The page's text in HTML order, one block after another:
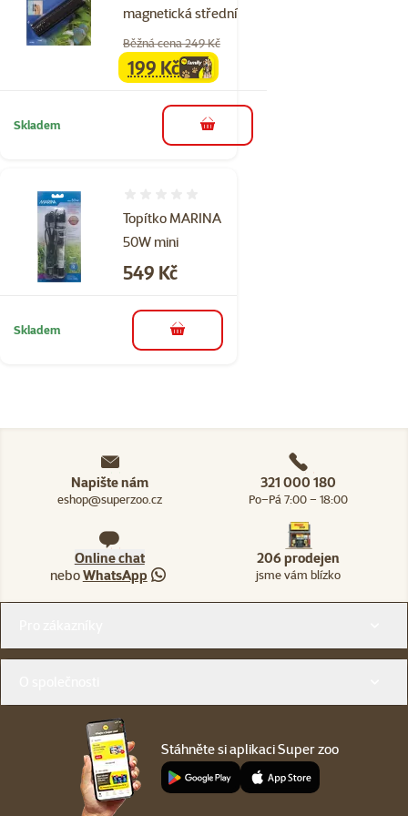
magnetická střední
Běžná cena 249 Kč
familycena
199 Kč
Skladem do košíku
Topítko MARINA
50W mini
Cena
549 Kč
Skladem do košíku
Napište nám
eshop@superzoo.cz
321 000 180
Po–Pá 7:00 – 18:00
Online chat
neboWhatsApp
206 prodejen
jsme vám blízko
Stáhněte si aplikaci Super zoo